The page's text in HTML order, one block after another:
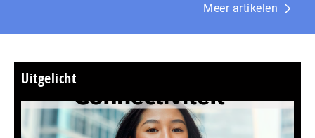
Meer artikelen
Uitgelicht